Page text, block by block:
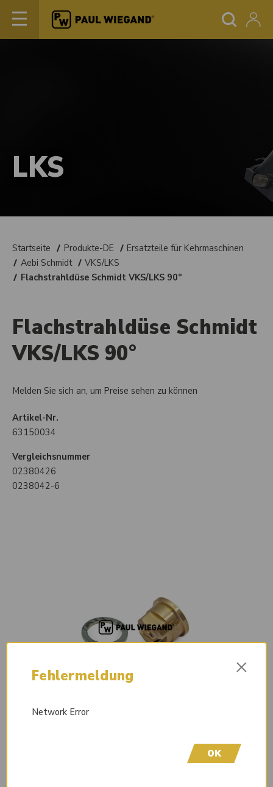
LKS
Startseite Produkte-DE
Ersatzteile für Kehrmaschinen
Aebi Schmidt
VKS/LKS
Flachstrahldüse Schmidt VKS/LKS 90°
Flachstrahldüse Schmidt
VKS/LKS 90°
Melden Sie sich an, um Preise sehen zu können
Artikel-Nr.
63150034
Vergleichsnummer
02380426
0238042-6
Fehlermeldung ×
Network Error
OK